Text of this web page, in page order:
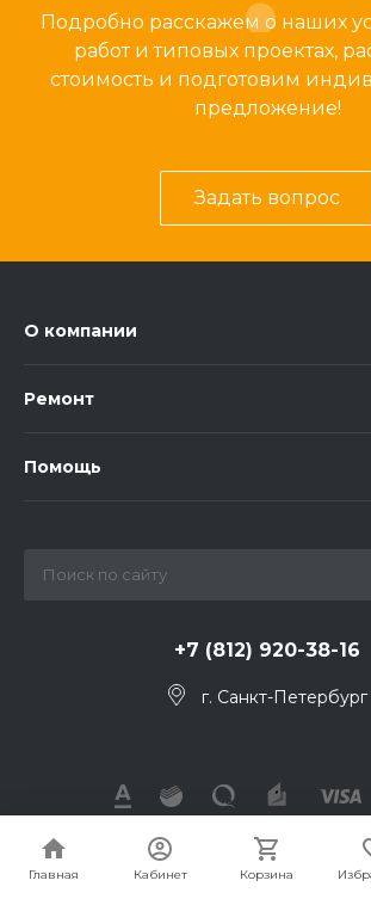
Главная Кабинет Корзина
Подробно расскажем о наших
работ и типовых проектах,
стоимость и подготовим
предложение!
Задать вопрос
О компании
Ремонт
Помощь
+7 (812) 920-38-16
г. Санкт-Петербург
© 2026, Все права